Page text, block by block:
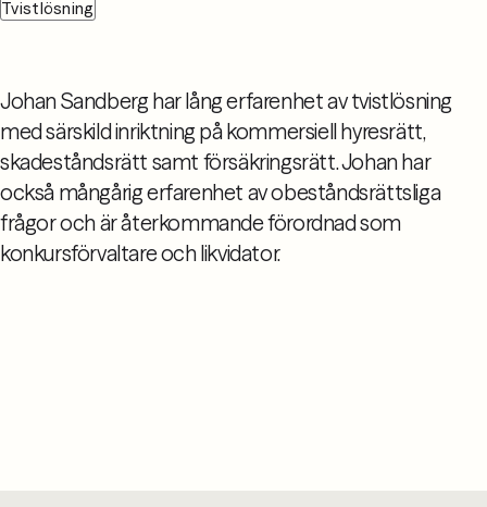
Tvistlösning
Johan Sandberg har lång erfarenhet av tvistlösning
med särskild inriktning på kommersiell hyresrätt,
skadeståndsrätt samt försäkringsrätt. Johan har
också mångårig erfarenhet av obeståndsrättsliga
frågor och är återkommande förordnad som
konkursförvaltare och likvidator.